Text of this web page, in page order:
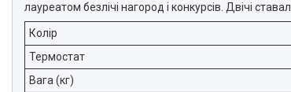
лауреатом безлічі нагород і конкурсів. Двічі
Колір
Термостат
Вага (кг)